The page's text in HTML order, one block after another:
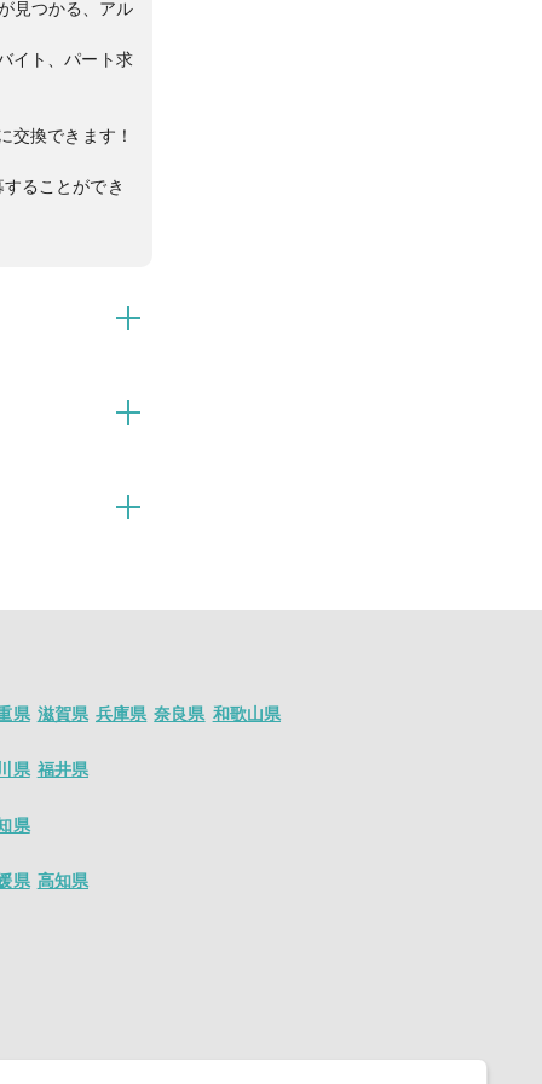
見つかる、アル
イト、パート求
交換できます！
ることができ
ることができ
県 滋賀県 兵庫県 奈良県 和歌山県
県 福井県
県
県 高知県